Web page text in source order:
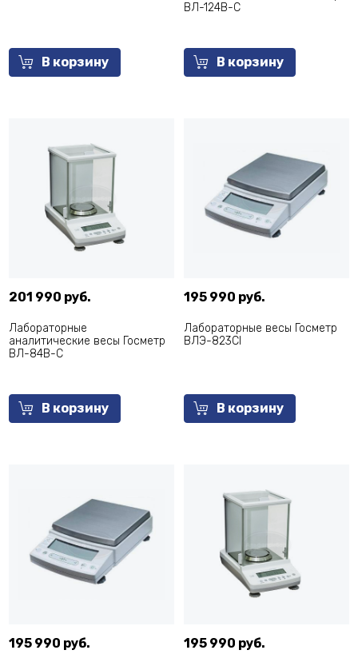
В корзину
ВЛ-124В-С
В корзину
201 990 руб.
Лабораторные
аналитические весы Госметр
ВЛ-84В-С
В корзину
195 990 руб.
Лабораторные весы Госметр
ВЛЭ-823СI
В корзину
195 990 руб. 195 990 руб.